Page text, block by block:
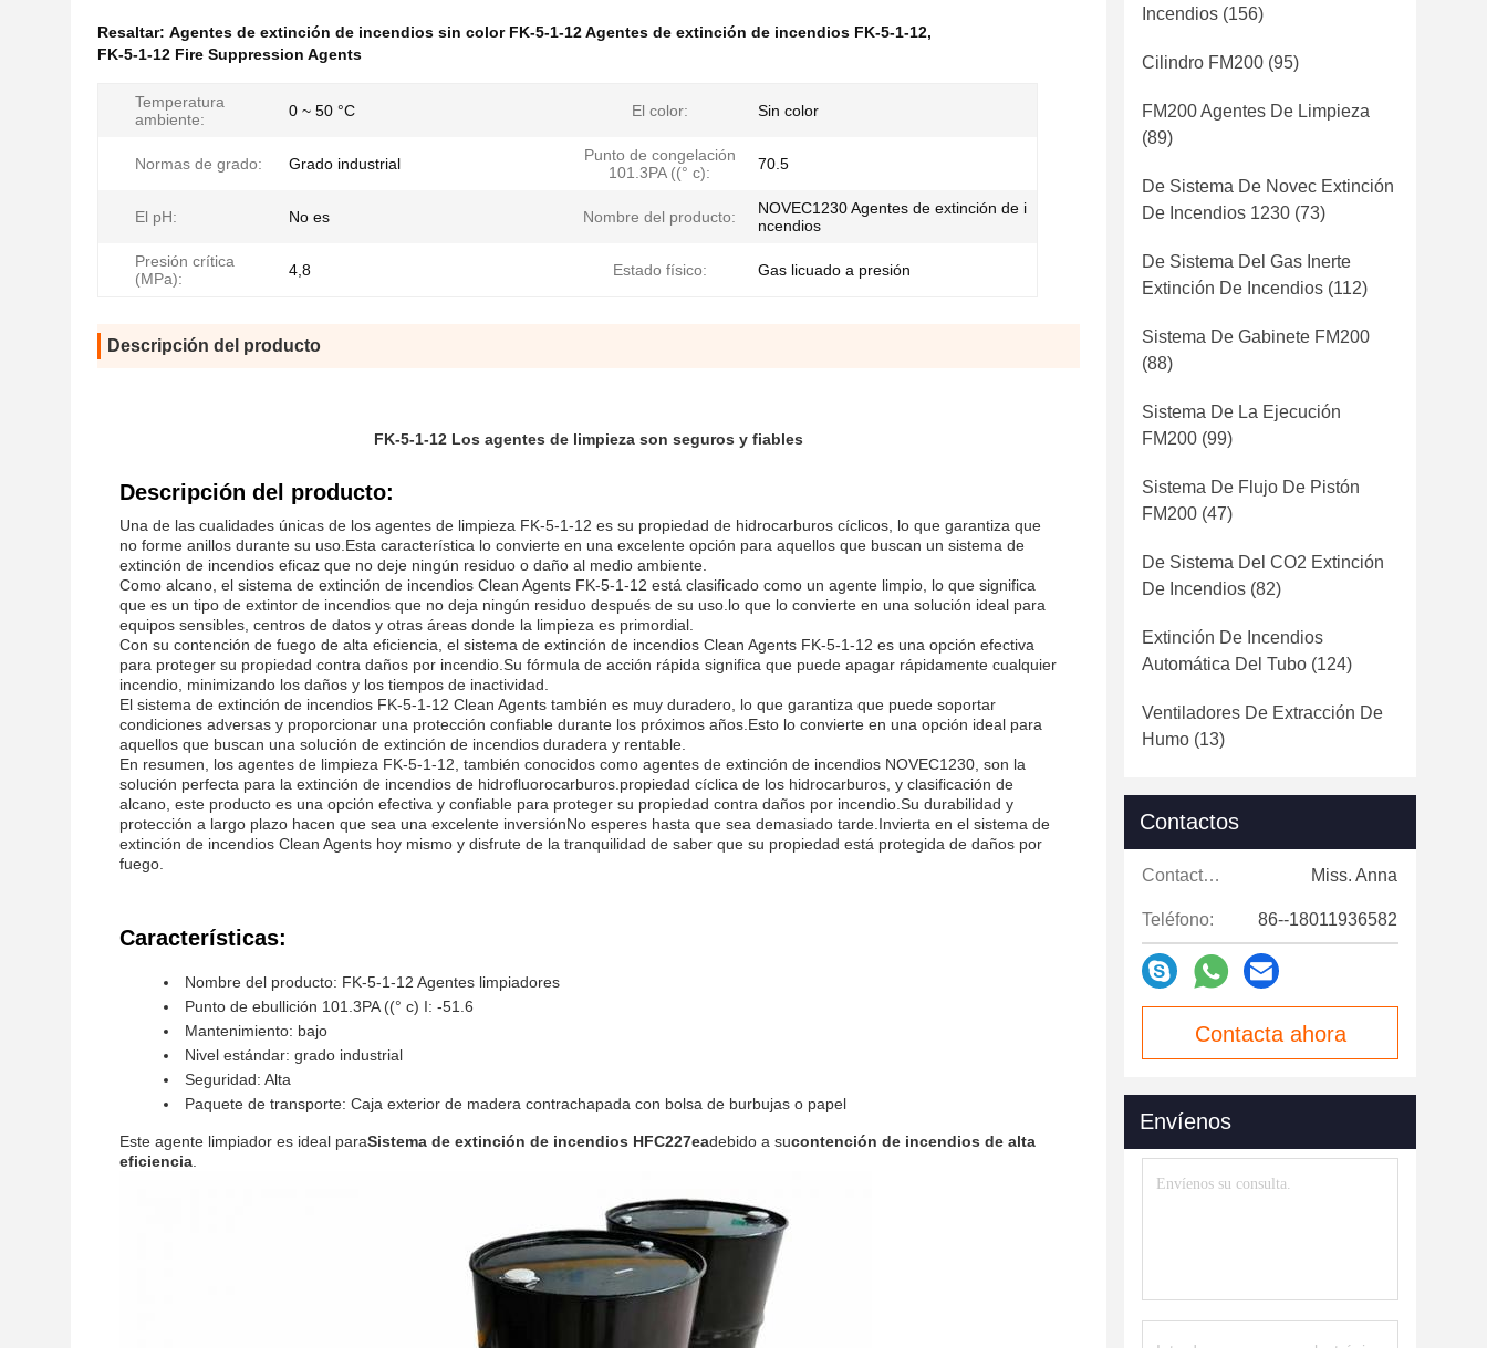
Resaltar: Agentes de extinción de incendios sin color FK-5-1-12 Agentes de extinción de incendios FK-5-1-12,
FK-5-1-12 Fire Suppression Agents
Temperatura
ambiente:
0 ~ 50 °C El color: Sin color
Normas de grado: Grado industrial
Punto de congelación
101.3PA ((° c):
70.5
El pH: No es Nombre del producto:
NOVEC1230 Agentes de extinción de i
ncendios
Presión crítica
(MPa):
4,8 Estado físico: Gas licuado a presión
Descripción del producto
FK-5-1-12 Los agentes de limpieza son seguros y fiables
Descripción del producto:
Una de las cualidades únicas de los agentes de limpieza FK-5-1-12 es su propiedad de hidrocarburos cíclicos, lo que garantiza que
no forme anillos durante su uso.Esta característica lo convierte en una excelente opción para aquellos que buscan un sistema de
extinción de incendios eficaz que no deje ningún residuo o daño al medio ambiente.
Como alcano, el sistema de extinción de incendios Clean Agents FK-5-1-12 está clasificado como un agente limpio, lo que significa
que es un tipo de extintor de incendios que no deja ningún residuo después de su uso.lo que lo convierte en una solución ideal para
equipos sensibles, centros de datos y otras áreas donde la limpieza es primordial.
Con su contención de fuego de alta eficiencia, el sistema de extinción de incendios Clean Agents FK-5-1-12 es una opción efectiva
para proteger su propiedad contra daños por incendio.Su fórmula de acción rápida significa que puede apagar rápidamente cualquier
incendio, minimizando los daños y los tiempos de inactividad.
El sistema de extinción de incendios FK-5-1-12 Clean Agents también es muy duradero, lo que garantiza que puede soportar
condiciones adversas y proporcionar una protección confiable durante los próximos años.Esto lo convierte en una opción ideal para
aquellos que buscan una solución de extinción de incendios duradera y rentable.
En resumen, los agentes de limpieza FK-5-1-12, también conocidos como agentes de extinción de incendios NOVEC1230, son la
solución perfecta para la extinción de incendios de hidrofluorocarburos.propiedad cíclica de los hidrocarburos, y clasificación de
alcano, este producto es una opción efectiva y confiable para proteger su propiedad contra daños por incendio.Su durabilidad y
protección a largo plazo hacen que sea una excelente inversiónNo esperes hasta que sea demasiado tarde.Invierta en el sistema de
extinción de incendios Clean Agents hoy mismo y disfrute de la tranquilidad de saber que su propiedad está protegida de daños por
fuego.
Características:
Nombre del producto: FK-5-1-12 Agentes limpiadores
Punto de ebullición 101.3PA ((° c) I: -51.6
Mantenimiento: bajo
Nivel estándar: grado industrial
Seguridad: Alta
Paquete de transporte: Caja exterior de madera contrachapada con bolsa de burbujas o papel
Este agente limpiador es ideal paraSistema de extinción de incendios HFC227eadebido a sucontención de incendios de alta
eficiencia
Incendios (156)
Cilindro FM200 (95)
FM200 Agentes De Limpieza
(89)
De Sistema De Novec Extinción
De Incendios 1230 (73)
De Sistema Del Gas Inerte
Extinción De Incendios (112)
Sistema De Gabinete FM200
(88)
Sistema De La Ejecución
FM200 (99)
Sistema De Flujo De Pistón
FM200 (47)
De Sistema Del CO2 Extinción
De Incendios (82)
Extinción De Incendios
Automática Del Tubo (124)
Ventiladores De Extracción De
Humo (13)
Contactos
Contactos: Miss. Anna
Teléfono: 86--18011936582
Contacta ahora
Envíenos